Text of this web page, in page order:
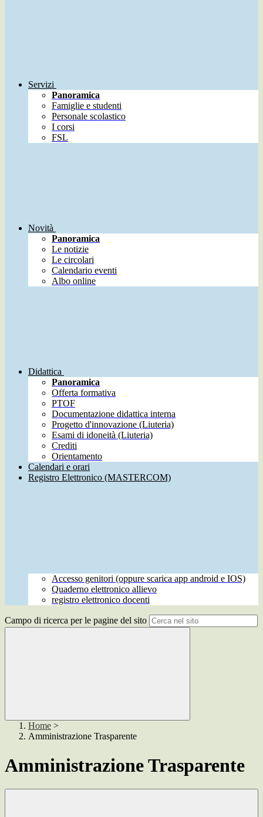
Servizi
Panoramica
Famiglie e studenti
Personale scolastico
I corsi
FSL
Novità
Panoramica
Le notizie
Le circolari
Calendario eventi
Albo online
Didattica
Panoramica
Offerta formativa
PTOF
Documentazione didattica interna
Progetto d'innovazione (Liuteria)
Esami di idoneità (Liuteria)
Crediti
Orientamento
Calendari e orari
Registro Elettronico (MASTERCOM)
Accesso genitori (oppure scarica app android e IOS)
Quaderno elettronico allievo
registro elettronico docenti
Campo di ricerca per le pagine del sito
Home >
Amministrazione Trasparente
Amministrazione Trasparente